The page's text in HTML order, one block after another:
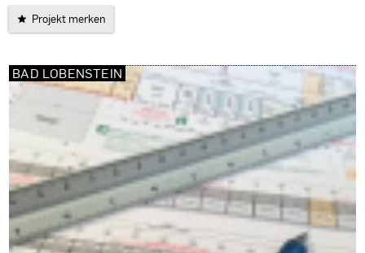
Projekt merken
BAD LOBENSTEIN